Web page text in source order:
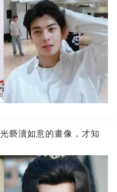
褻瀆如意的畫像，才知